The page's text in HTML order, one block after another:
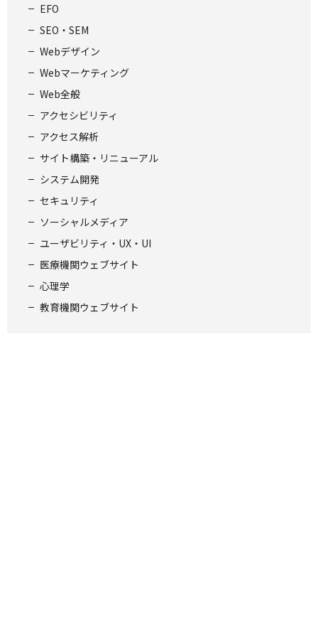
EFO
SEO・SEM
Webデザイン
Webマーケティング
Web全般
アクセシビリティ
アクセス解析
サイト構築・リニューアル
システム開発
セキュリティ
ソーシャルメディア
ユーザビリティ・UX・UI
医療機関ウェブサイト
心理学
教育機関ウェブサイト